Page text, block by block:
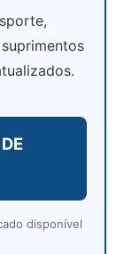
disponível